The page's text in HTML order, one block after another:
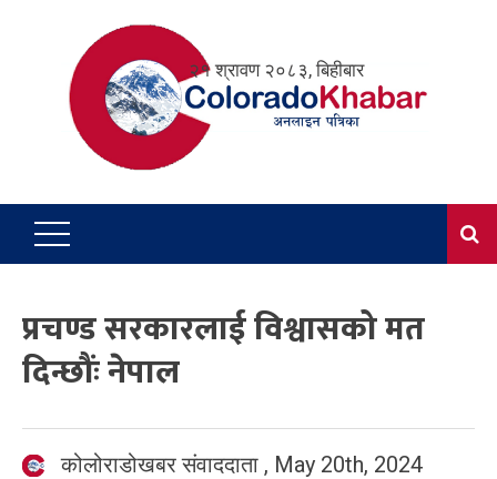
२१ श्रावण २०८३, बिहीबार
प्रचण्ड सरकारलाई विश्वासको मत
दिन्छौंः नेपाल
कोलोराडोखबर संवाददाता , May 20th, 2024